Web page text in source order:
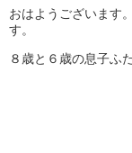
おはようございます
す。
８歳と６歳の息子ふ